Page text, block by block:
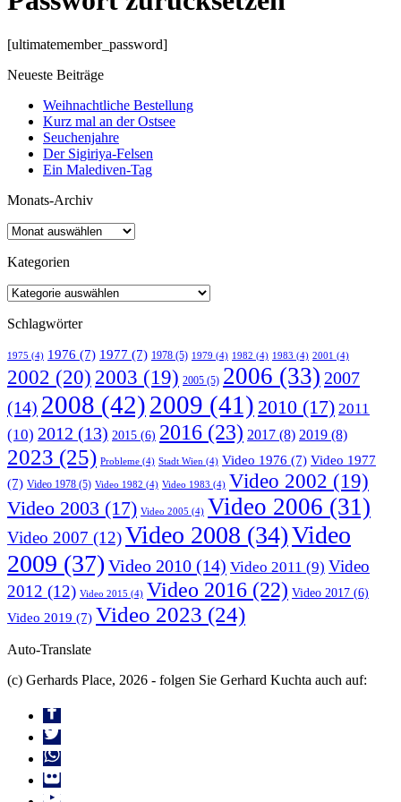
[ultimatemember_password]
Neueste Beiträge
Weihnachtliche Bestellung
Kurz mal an der Ostsee
Seuchenjahre
Der Sigiriya-Felsen
Ein Malediven-Tag
Monats-Archiv
Kategorien
Schlagwörter
1975 (4) 1976 (7) 1977 (7) 1978 (5) 1979 (4) 1982 (4) 1983 (4) 2001 (4)
2002 (20) 2003 (19) 2005 (5) 2006 (33) 2007
(14) 2008 (42)2009 (41) 2010 (17) 2011
(10) 2012 (13) 2015 (6) 2016 (23) 2017 (8) 2019 (8)
2023 (25) Probleme (4) Stadt Wien (4) Video 1976 (7) Video 1977
(7) Video 1978 (5) Video 1982 (4) Video 1983 (4) Video 2002 (19)
Video 2003 (17) Video 2005 (4) Video 2006 (31)
Video 2007 (12)Video 2008 (34)Video
2009 (37) Video 2010 (14) Video 2011 (9) Video
2012 (12) Video 2015 (4) Video 2016 (22) Video 2017 (6)
Video 2019 (7) Video 2023 (24)
Auto-Translate
(c) Gerhards Place, 2026 - folgen Sie Gerhard Kuchta auch auf: